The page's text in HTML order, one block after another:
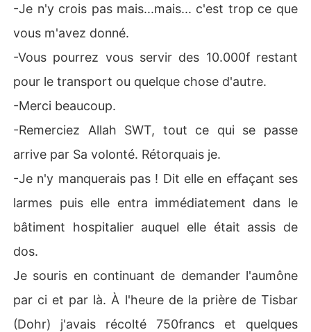
-Je n'y crois pas mais...mais... c'est trop ce que
vous m'avez donné.
-Vous pourrez vous servir des 10.000f restant
pour le transport ou quelque chose d'autre.
-Merci beaucoup.
-Remerciez Allah SWT, tout ce qui se passe
arrive par Sa volonté. Rétorquais je.
-Je n'y manquerais pas ! Dit elle en effaçant ses
larmes puis elle entra immédiatement dans le
bâtiment hospitalier auquel elle était assis de
dos.
Je souris en continuant de demander l'aumône
par ci et par là. À l'heure de la prière de Tisbar
(Dohr) j'avais récolté 750francs et quelques